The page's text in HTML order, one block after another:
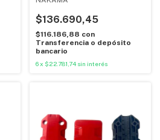
$136.690,45
$116.186,88 con
Transferencia o depósito
bancario
6 x $22.781,74 sin interés